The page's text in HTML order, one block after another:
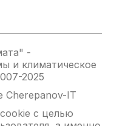
от пыли, вирусов и
при
-
и климатическое
2025
Cherepanov-IT
с целью